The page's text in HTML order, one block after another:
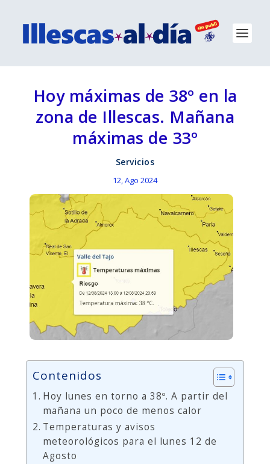
Hoy máximas de 38º en la
zona de Illescas. Mañana
máximas de 33º
Servicios
12, Ago 2024
Contenidos
Hoy lunes en torno a 38º. A partir del
mañana un poco de menos calor
Temperaturas y avisos
meteorológicos para el lunes 12 de
Agosto